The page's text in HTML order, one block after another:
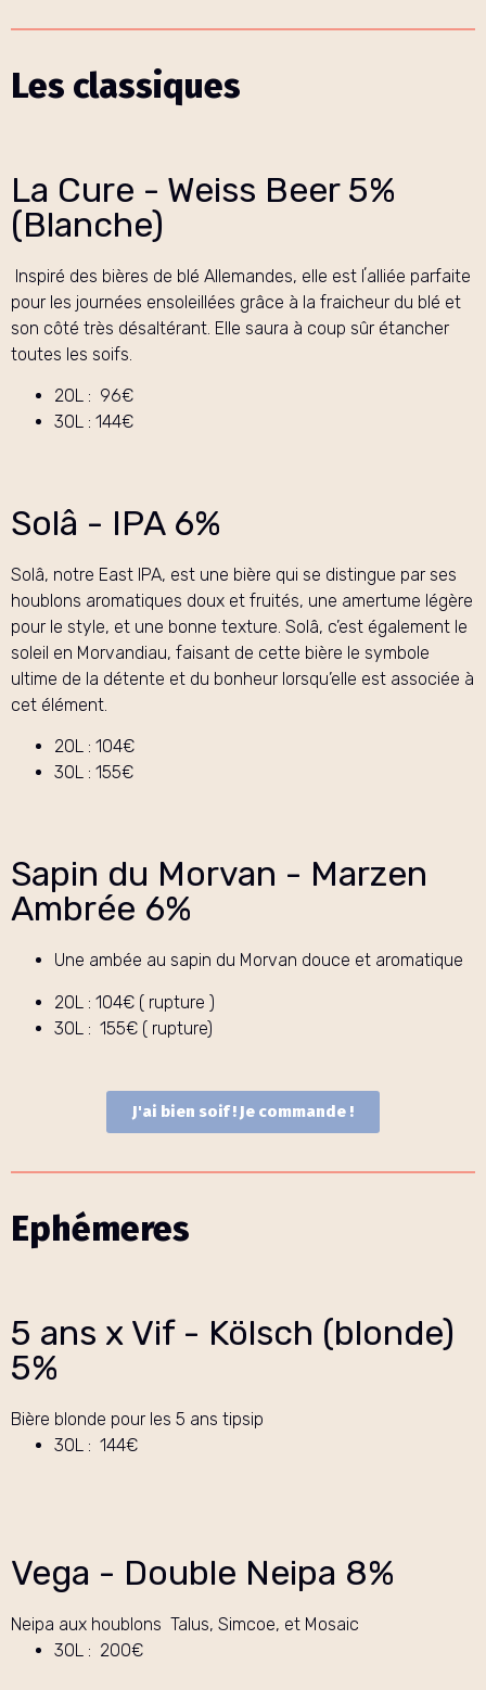
Les classiques
La Cure - Weiss Beer 5%
(Blanche)
Inspiré des bières de blé Allemandes, elle est lʼalliée parfaite
pour les journées ensoleillées grâce à la fraicheur du blé et
son côté très désaltérant. Elle saura à coup sûr étancher
toutes les soifs.
20L : 96€
30L : 144€
Solâ - IPA 6%
Solâ, notre East IPA, est une bière qui se distingue par ses
houblons aromatiques doux et fruités, une amertume légère
pour le style, et une bonne texture. Solâ, c’est également le
soleil en Morvandiau, faisant de cette bière le symbole
ultime de la détente et du bonheur lorsqu’elle est associée à
cet élément.
20L : 104€
30L : 155€
Sapin du Morvan - Marzen
Ambrée 6%
Une ambée au sapin du Morvan douce et aromatique
20L : 104€ ( rupture )
30L : 155€ ( rupture)
J'ai bien soif ! Je commande !
Ephémeres
5 ans x Vif - Kölsch (blonde)
5%
Bière blonde pour les 5 ans tipsip
30L : 144€
Vega - Double Neipa 8%
Neipa aux houblons Talus, Simcoe, et Mosaic
30L : 200€